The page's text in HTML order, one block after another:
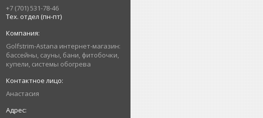
+7 (701) 531-78-46
Тех. отдел (пн-пт)
Golfstrim-Astana интернет-магазин:
бассейны, сауны, бани, фитобочки,
купели, системы обогрева
Анастасия